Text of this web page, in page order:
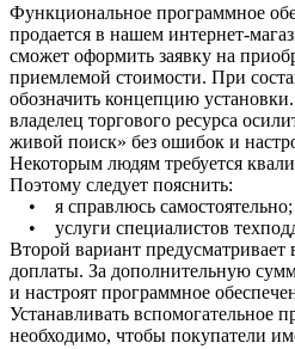
Функциональное программное
продается в нашем интернет-
сможет оформить заявку на
приемлемой стоимости. При
обозначить концепцию
владелец торгового ресурса
живой поиск» без ошибок и
Некоторым людям требуется
Поэтому следует пояснить:
• я справлюсь самостоятельно;
• услуги специалистов
Второй вариант предусматривает
доплаты. За дополнительную
и настроят программное
Устанавливать вспомогательное
необходимо, чтобы покупатели